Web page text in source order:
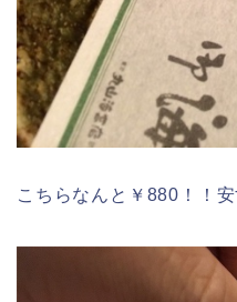
こちらなんと￥880！！安